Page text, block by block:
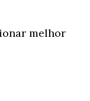
melhor